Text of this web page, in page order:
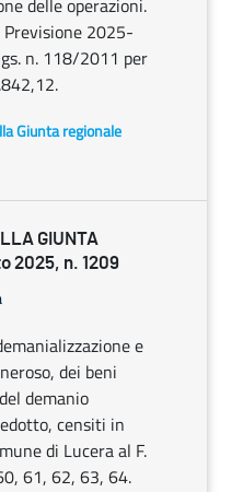
delle operazioni.
2025-
n. 118/2011 per
Giunta regionale
GIUNTA
2025, n. 1209
e
dei beni
demanio
censiti in
di Lucera al F.
61, 62, 63, 64.